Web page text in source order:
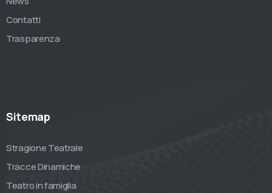
Contatti
Trasparenza
Sitemap
Stragione Teatrale
Tracce Dinamiche
Teatro in famiglia